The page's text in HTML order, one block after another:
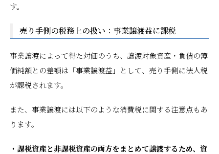
す。
売り手側の税務上の扱い：事業譲渡益に課税
事業譲渡によって得た対価のうち、譲渡対象資産・負債の簿
価純額との差額は「事業譲渡益」として、売り手側に法人税
が課税されます。
また、事業譲渡には以下のような消費税に関する注意点もあ
ります。
・課税資産と非課税資産の両方をまとめて譲渡するため、資